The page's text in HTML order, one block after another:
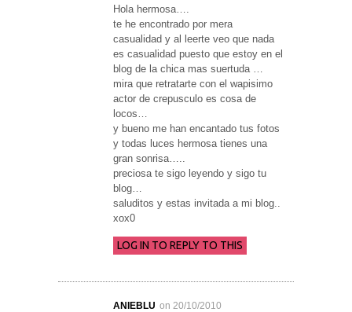
Hola hermosa….
te he encontrado por mera
casualidad y al leerte veo que nada
es casualidad puesto que estoy en el
blog de la chica mas suertuda …
mira que retratarte con el wapisimo
actor de crepusculo es cosa de
locos…
y bueno me han encantado tus fotos
y todas luces hermosa tienes una
gran sonrisa…..
preciosa te sigo leyendo y sigo tu
blog…
saluditos y estas invitada a mi blog..
xox0
LOG IN TO REPLY TO THIS
ANIEBLU on 20/10/2010